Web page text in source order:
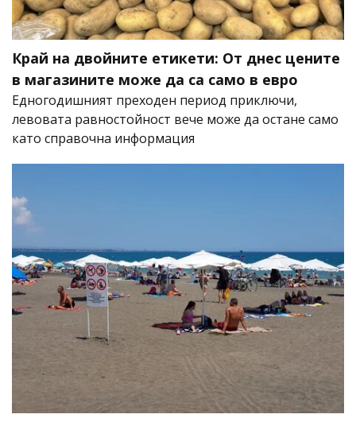
Край на двойните етикети: От днес цените
в магазините може да са само в евро
Едногодишният преходен период приключи,
левовата равностойност вече може да остане само
като справочна информация